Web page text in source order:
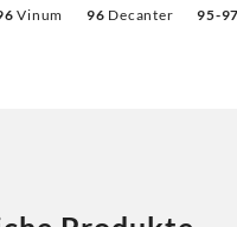
wie aus dem Lehrbuch. Das
Vinum 96 Decanter 95-97